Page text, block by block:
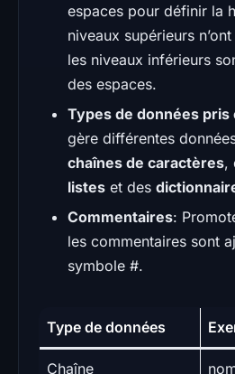
espaces pour définir la
niveaux supérieurs
les niveaux inférieurs
des espaces.
Types de données pris
gère différentes
chaînes de caractères,
listes et des
Commentaires:
les commentaires sont
symbole #.
Type de données
Chaîne